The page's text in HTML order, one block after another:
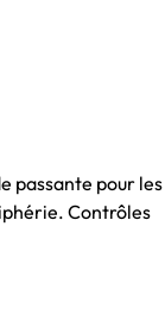
passante pour les
Contrôles